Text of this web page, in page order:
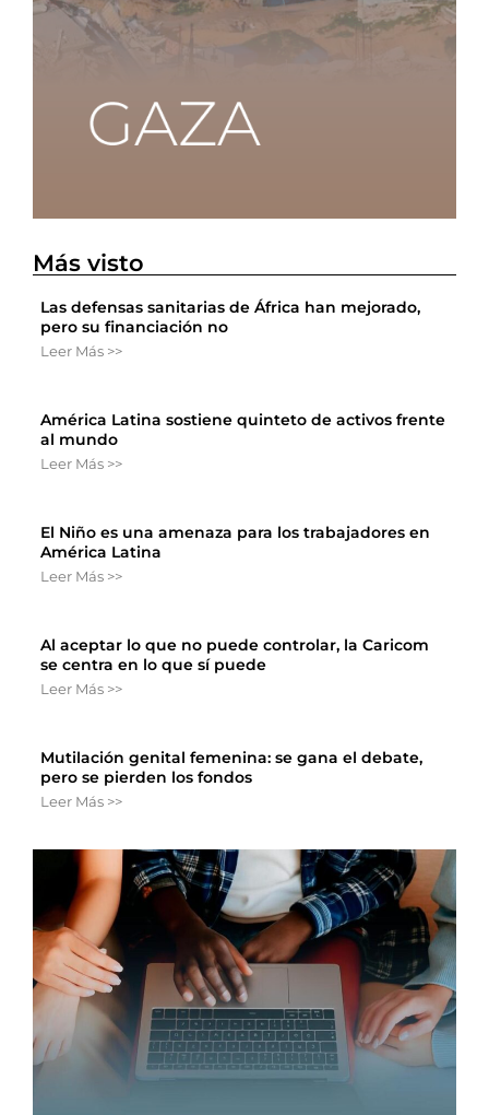
Más visto
Las defensas sanitarias de África han mejorado,
pero su financiación no
Leer Más >>
América Latina sostiene quinteto de activos frente
al mundo
Leer Más >>
El Niño es una amenaza para los trabajadores en
América Latina
Leer Más >>
Al aceptar lo que no puede controlar, la Caricom
se centra en lo que sí puede
Leer Más >>
Mutilación genital femenina: se gana el debate,
pero se pierden los fondos
Leer Más >>